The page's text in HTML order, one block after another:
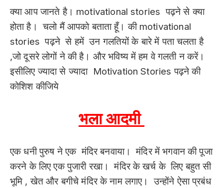
क्या आप जानते है। motivational stories पढ़ने से क्या
होता है। चलो मैं आपको बताता हूँ। की motivational
stories पढ़ने से हमें उन गलतियों के बारे में पता चलता है
,जो दूसरे लोगों ने की है। और भविष्य में हम वे गलती न करें।
इसीलिए ज्यादा से ज्यादा Motivation Stories पढ़ने की
कोशिश कीजिये
भला आदमी
एक धनी पुरुष ने एक मंदिर बनवाया। मंदिर में भगवान की पूजा
करने के लिए एक पुजारी रखा। मंदिर के खर्च के लिए बहुत सी
भूमि , खेत और बगीचे मंदिर के नाम लगाए। उन्होंने ऐसा प्रबंध